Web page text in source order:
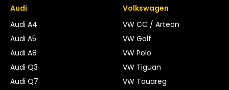
Audi
Audi A4
Audi A5
Audi A8
Audi Q3
Audi Q7
Volkswagen
VW CC / Arteon
VW Golf
VW Polo
VW Tiguan
VW Touareg